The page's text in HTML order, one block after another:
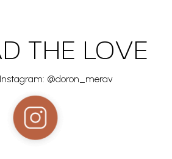
THE LOVE
@doron_merav